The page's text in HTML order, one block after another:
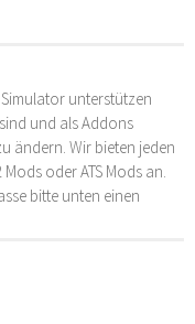
unterstützen
und als Addons
ändern. Wir bieten jeden
oder ATS Mods an.
bitte unten einen